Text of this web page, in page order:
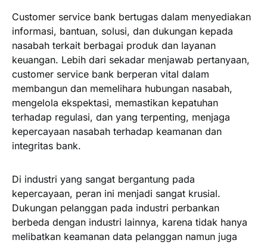
Customer service bank bertugas dalam menyediakan
informasi, bantuan, solusi, dan dukungan kepada
nasabah terkait berbagai produk dan layanan
keuangan. Lebih dari sekadar menjawab pertanyaan,
customer service bank berperan vital dalam
membangun dan memelihara hubungan nasabah,
mengelola ekspektasi, memastikan kepatuhan
terhadap regulasi, dan yang terpenting, menjaga
kepercayaan nasabah terhadap keamanan dan
integritas bank.
Di industri yang sangat bergantung pada
kepercayaan, peran ini menjadi sangat krusial.
Dukungan pelanggan pada industri perbankan
berbeda dengan industri lainnya, karena tidak hanya
melibatkan keamanan data pelanggan namun juga